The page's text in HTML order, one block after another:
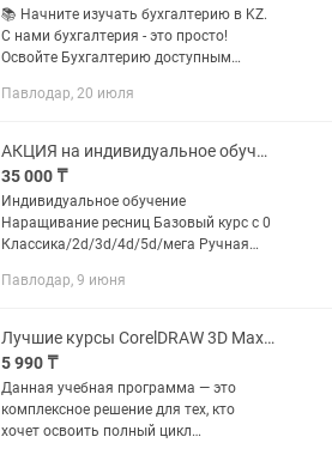
📚 Начните изучать бухгалтерию в KZ.
С нами бухгалтерия - это просто!
Освойте Бухгалтерию доступным
План курса - на фото Во время
Павлодар, 20 июля
АКЦИЯ на индивидуальное обучение наращиванию ресниц
35 000 ₸
Индивидуальное обучение
Наращивание ресниц Базовый курс с 0
Классика/2d/3d/4d/5d/мега Ручная
эффект Акция длится до конца июня
окончанию...
Павлодар, 9 июня
Лучшие курсы CorelDRAW 3D Max Revit AutoCAD Photoshop Illustrator Fusion 3
5 990 ₸
Данная учебная программа — это
комплексное решение для тех, кто
хочет освоить полный цикл